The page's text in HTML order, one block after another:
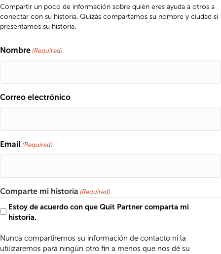
Compartir un poco de información sobre quién eres ayuda a otros a
conectar con su historia. Quizás compartamos su nombre y ciudad si
presentamos su historia.
Nombre (Required)
Correo electrónico
Email (Required)
Comparte mi historia (Required)
Estoy de acuerdo con que Quit Partner comparta mi
historia.
Nunca compartiremos su información de contacto ni la
utilizaremos para ningún otro fin a menos que nos dé su